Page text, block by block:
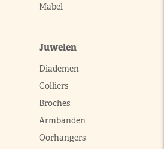
Mabel
Juwelen
Diademen
Colliers
Broches
Armbanden
Oorhangers